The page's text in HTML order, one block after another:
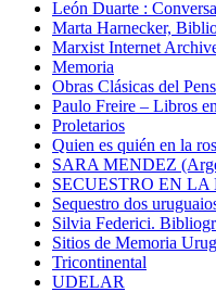
León Duarte :
Marta Harnecker,
Marxist Internet
Memoria
Obras Clásicas del
Paulo Freire – Libros
Proletarios
Quien es quién en la
SARA MENDEZ
SECUESTRO EN
Sequestro dos
Silvia Federici.
Sitios de Memoria
Tricontinental
UDELAR